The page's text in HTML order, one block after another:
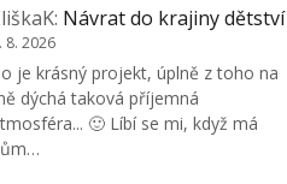
: Návrat do krajiny dětství
8. 2026
je krásný projekt, úplně z toho na
dýchá taková příjemná
🙂 Líbí se mi, když má